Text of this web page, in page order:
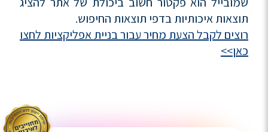
תוצאות איכותיות בדפי תוצאות החיפוש.
רוצים לקבל הצעת מחיר עבור בניית אפליקציות לחצו
כאן>>